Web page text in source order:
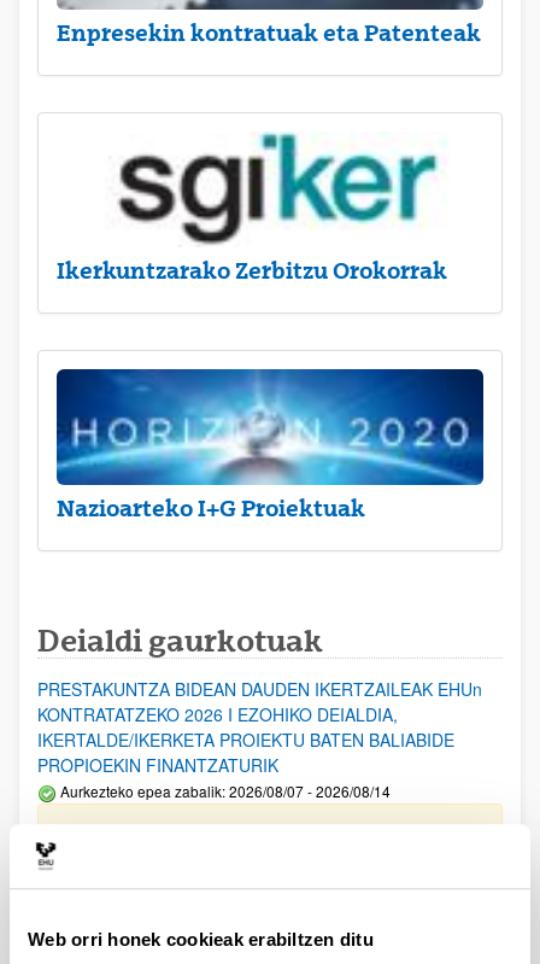
Web orri honek cookieak erabiltzen ditu
Enpresekin kontratuak eta Patenteak
Ikerkuntzarako Zerbitzu Orokorrak
Nazioarteko I+G Proiektuak
Deialdi gaurkotuak
PRESTAKUNTZA BIDEAN DAUDEN IKERTZAILEAK EHUn
KONTRATATZEKO 2026 I EZOHIKO DEIALDIA,
IKERTALDE/IKERKETA PROIEKTU BATEN BALIABIDE
PROPIOEKIN FINANTZATURIK
Aurkezteko epea zabalik: 2026/08/07 - 2026/08/14
ESKAERAK AURKEZTEKO EPEA 2026-08-14 ARTE ZABALIK.
UPV/EHUn Azpiegitura Zientifikoa eta Funts Bibliografikoak
Izapide irekia